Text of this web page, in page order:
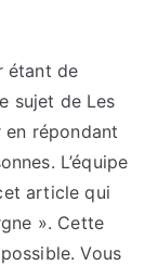
étant de
sujet de Les
en répondant
L’équipe
article qui
». Cette
Vous